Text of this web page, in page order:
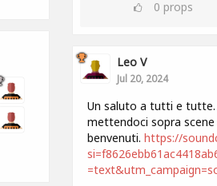
0 props
Leo V
Jul 20, 2024
Un saluto a tutti e tutte.
mettendoci sopra
benvenuti. https://